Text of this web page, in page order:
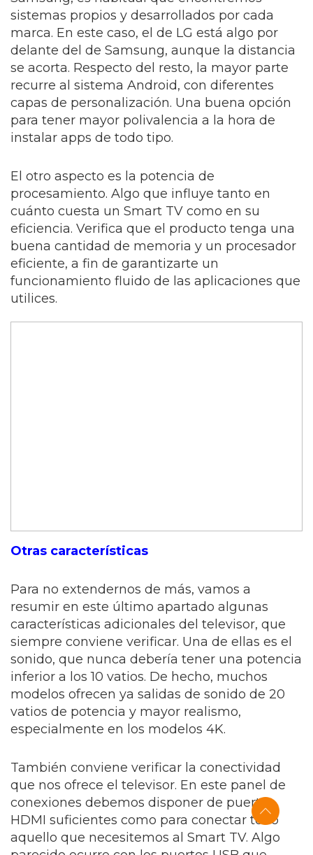
sistemas propios y desarrollados por cada
marca. En este caso, el de LG está algo por
delante del de Samsung, aunque la distancia
se acorta. Respecto del resto, la mayor parte
recurre al sistema Android, con diferentes
capas de personalización. Una buena opción
para tener mayor polivalencia a la hora de
instalar apps de todo tipo.
El otro aspecto es la potencia de
procesamiento. Algo que influye tanto en
cuánto cuesta un Smart TV como en su
eficiencia. Verifica que el producto tenga una
buena cantidad de memoria y un procesador
eficiente, a fin de garantizarte un
funcionamiento fluido de las aplicaciones que
utilices.
Otras características
Para no extendernos de más, vamos a
resumir en este último apartado algunas
características adicionales del televisor, que
siempre conviene verificar. Una de ellas es el
sonido, que nunca debería tener una potencia
inferior a los 10 vatios. De hecho, muchos
modelos ofrecen ya salidas de sonido de 20
vatios de potencia y mayor realismo,
especialmente en los modelos 4K.
También conviene verificar la conectividad
que nos ofrece el televisor. En este panel de
conexiones debemos disponer de puertos
HDMI suficientes como para conectar todo
aquello que necesitemos al Smart TV. Algo